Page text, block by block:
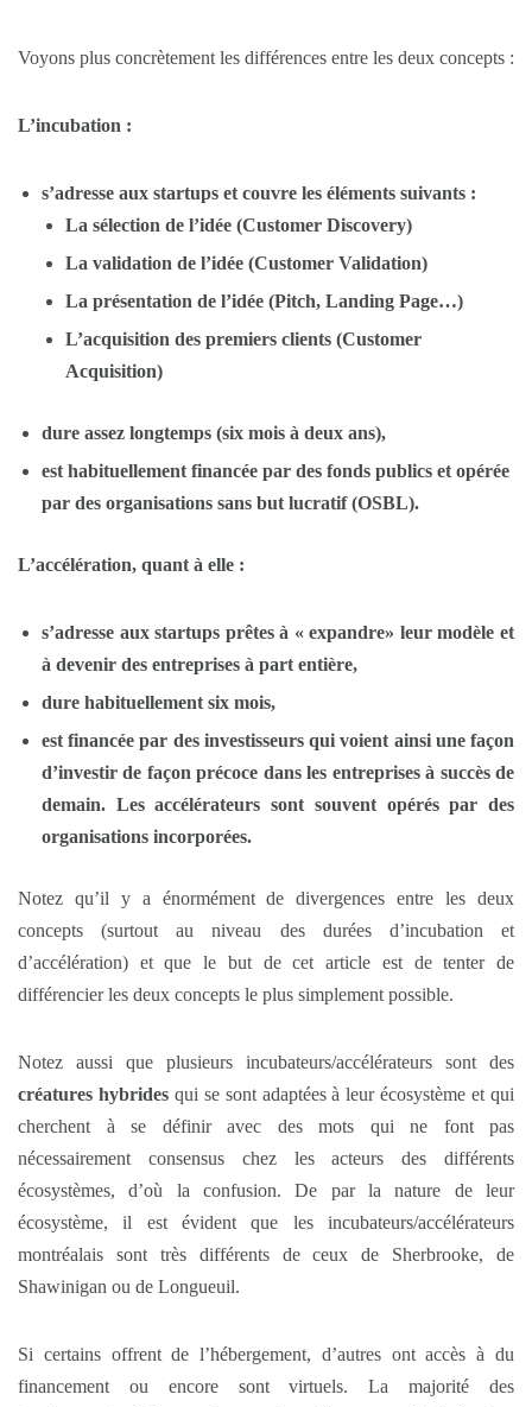
Voyons plus concrètement les différences entre les deux concepts :
L’incubation :
s’adresse aux startups et couvre les éléments suivants :
La sélection de l’idée (Customer Discovery)
La validation de l’idée (Customer Validation)
La présentation de l’idée (Pitch, Landing Page…)
L’acquisition des premiers clients (Customer
Acquisition)
dure assez longtemps (six mois à deux ans),
est habituellement financée par des fonds publics et opérée
par des organisations sans but lucratif (OSBL).
L’accélération, quant à elle :
s’adresse auxstartups prêtes à «expandre» leur modèle et
à devenir des entreprises à part entière,
dure habituellement six mois,
est financée par des investisseurs qui voient ainsi une façon
d’investir de façon précoce dans les entreprises à succès de
demain. Les accélérateurs sont souvent opérés par des
organisations incorporées.
Notez qu’il y a énormément de divergences entre les deux
concepts (surtout au niveau des durées d’incubation et
d’accélération) et que le but de cet article est de tenter de
différencier les deux concepts le plus simplement possible.
Notez aussi que plusieurs incubateurs/accélérateurs sont des
créatures hybridesqui se sont adaptées à leur écosystème et qui
cherchent à se définir avec des mots qui ne font pas
nécessairement consensus chez les acteurs des différents
écosystèmes, d’où la confusion. De par la nature de leur
écosystème, il est évident que les incubateurs/accélérateurs
montréalais sont très différents de ceux de Sherbrooke, de
Shawinigan ou de Longueuil.
Si certains offrent de l’hébergement, d’autres ont accès à du
financement ou encore sont virtuels. La majorité des